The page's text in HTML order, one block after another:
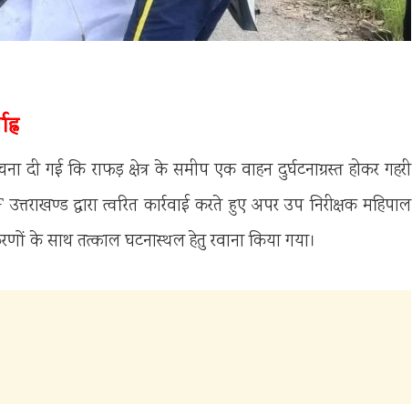
दी गई कि राफड़ क्षेत्र के समीप एक वाहन दुर्घटनाग्रस्त होकर गहरी
द्वारा त्वरित कार्रवाई करते हुए अपर उप निरीक्षक महिपाल
के साथ तत्काल घटनास्थल हेतु रवाना किया गया।